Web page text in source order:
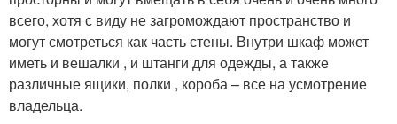
всего, хотя с виду не загромождают пространство и
могут смотреться как часть стены. Внутри шкаф может
иметь и вешалки , и штанги для одежды, а также
различные ящики, полки , короба – все на усмотрение
владельца.